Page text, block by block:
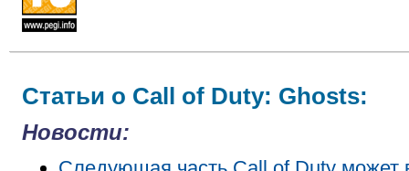
Статьи о Call of Duty: Ghosts:
Новости: